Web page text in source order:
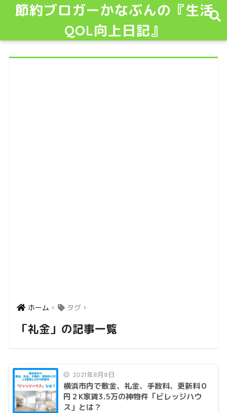
節約ブロガーかなぶんの『生活
QOL向上日記』
ホーム タグ
「礼金」の記事一覧
2021年8月8日
横浜市内で敷金、礼金、手数料、更新料０
円２K家賃3.5万の神物件「ビレッジハウ
ス」とは？